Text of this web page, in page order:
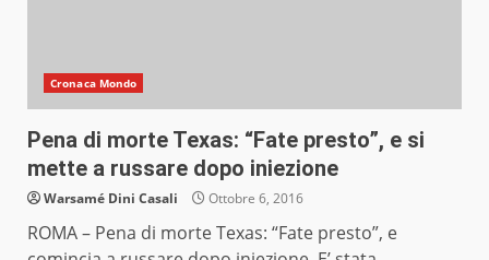
Cronaca Mondo
Pena di morte Texas: “Fate presto”, e si
mette a russare dopo iniezione
Warsamé Dini Casali Ottobre 6, 2016
ROMA – Pena di morte Texas: “Fate presto”, e